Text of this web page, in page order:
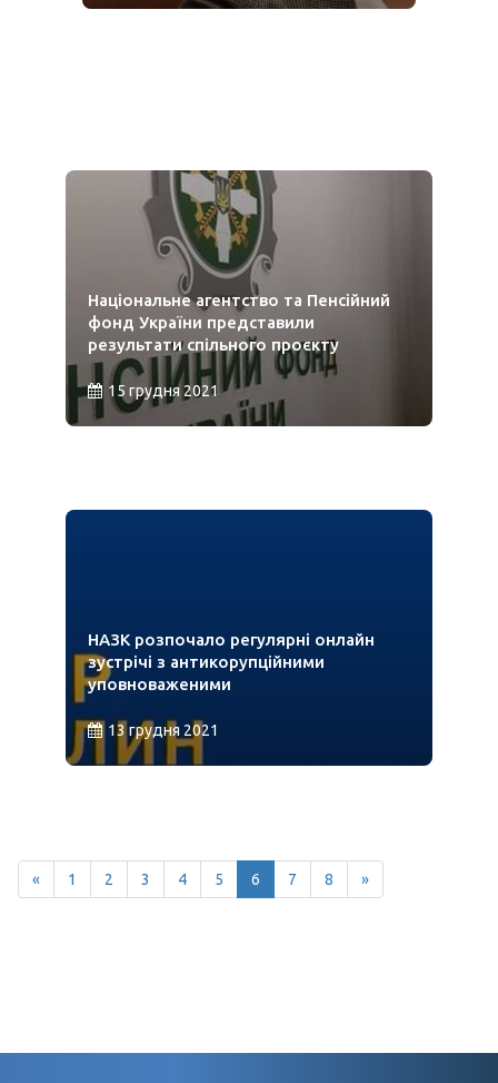
​Національне агентство та Пенсійний
фонд України представили
результати спільного проєкту
15 грудня 2021
НАЗК розпочало регулярні онлайн
зустрічі з антикорупційними
уповноваженими
13 грудня 2021
« 1 2 3 4 5 6 7 8 »